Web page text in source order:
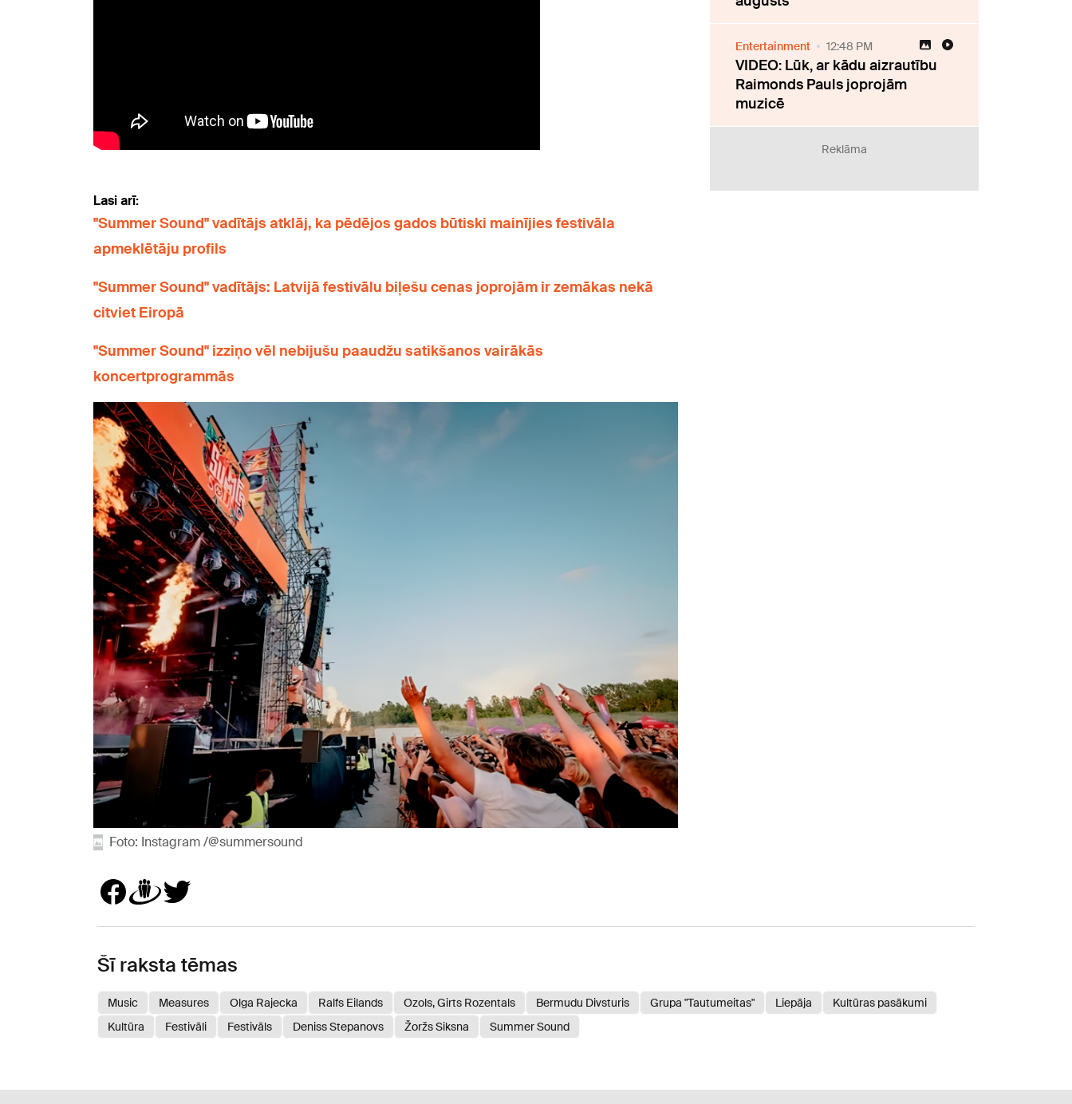
Lasi arī:
"Summer Sound" vadītājs atklāj, ka pēdējos gados būtiski mainījies festivāla
apmeklētāju profils
"Summer Sound" vadītājs: Latvijā festivālu biļešu cenas joprojām ir zemākas nekā
citviet Eiropā
"Summer Sound" izziņo vēl nebijušu paaudžu satikšanos vairākās
koncertprogrammās
Foto: Instagram /@summersound
Entertainment 12:48 PM
VIDEO: Lūk, ar kādu aizrautību
Raimonds Pauls joprojām
muzicē
Reklāma
Šī raksta tēmas
Music Measures Olga Rajecka Ralfs Eilands Ozols, Girts Rozentals Bermudu Divsturis Grupa "Tautumeitas" Liepāja
Kultūras pasākumi
Kultūra
Festivāli Festivāls Deniss Stepanovs Žoržs Siksna Summer Sound